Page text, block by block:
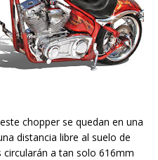
chopper se quedan en una
distancia libre al suelo de
a tan solo 616mm